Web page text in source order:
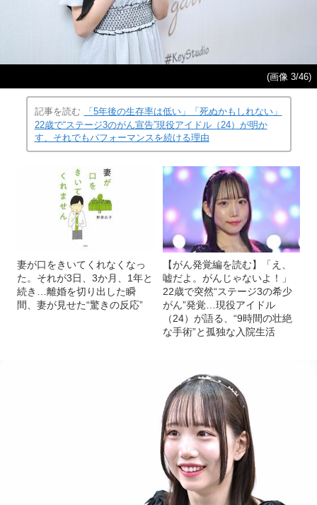
(画像 3/46)
記事を読む
「5年後の生存率は低い」「死ぬかもしれない」
22歳で“ステージ3のがん宣告”現役アイドル（24）が明か
す、それでもパフォーマンスを続ける理由
妻が口をきいてくれなくなっ
た。それが3日、3か月、1年と
続き…離婚を切り出した瞬
間、妻が見せた“驚きの反応”
【がん発覚編を読む】「え、
嘘だよ。がんじゃないよ！」
22歳で突然“ステージ3の希少
がん”発覚…現役アイドル
（24）が語る、“9時間の壮絶
な手術”と孤独な入院生活